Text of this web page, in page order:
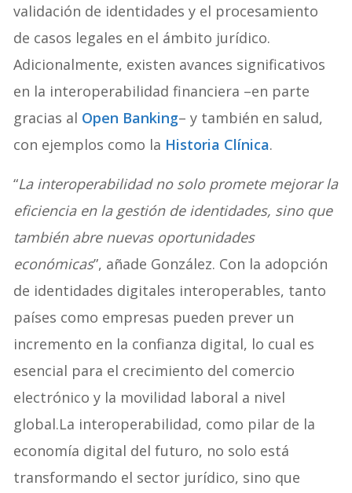
validación de identidades y el procesamiento
de casos legales en el ámbito jurídico.
Adicionalmente, existen avances significativos
en la interoperabilidad financiera –en parte
gracias al Open Banking– y también en salud,
con ejemplos como la Historia Clínica.
“La interoperabilidad no solo promete mejorar la
eficiencia en la gestión de identidades, sino que
también abre nuevas oportunidades
económicas”, añade González. Con la adopción
de identidades digitales interoperables, tanto
países como empresas pueden prever un
incremento en la confianza digital, lo cual es
esencial para el crecimiento del comercio
electrónico y la movilidad laboral a nivel
global.La interoperabilidad, como pilar de la
economía digital del futuro, no solo está
transformando el sector jurídico, sino que